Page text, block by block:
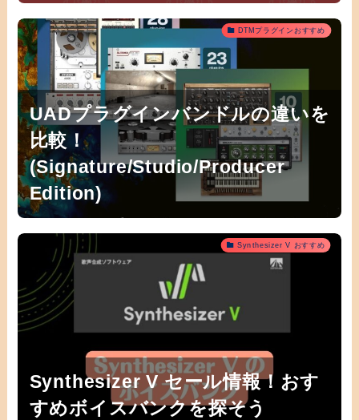
DTMプラグインおすすめ
UADプラグインバンドルの違いを
比較！
(Signature/Studio/Producer
Edition)
Synthesizer V おすすめ
Synthesizer V セール情報！おす
すめボイスバンクを探そう